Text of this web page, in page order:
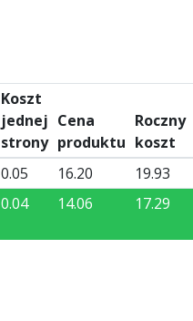
Koszt
jednej
strony
Cena
produktu
Roczny
koszt
0.05 16.20
19.93
0.04 14.06 17.29